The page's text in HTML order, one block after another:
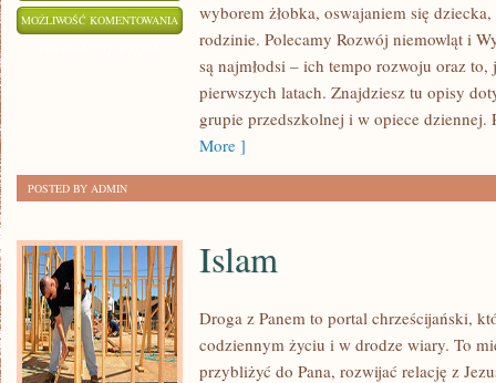
MOŻLIWOŚĆ KOMENTOWANIA ŻYWIENIE
NIEMOWLĄT
MAŁYCH
DZIECI
wyborem żłobka, oswajaniem się
rodzinie. Polecamy Rozwój niemowląt i
są najmłodsi – ich tempo rozwoju oraz
pierwszych latach. Znajdziesz tu opisy
grupie przedszkolnej i w opiece dziennej.
More ]
POSTED BY ADMIN
Islam
Droga z Panem to portal chrześcijański,
codziennym życiu i w drodze wiary. To
przybliżyć do Pana, rozwijać relację z